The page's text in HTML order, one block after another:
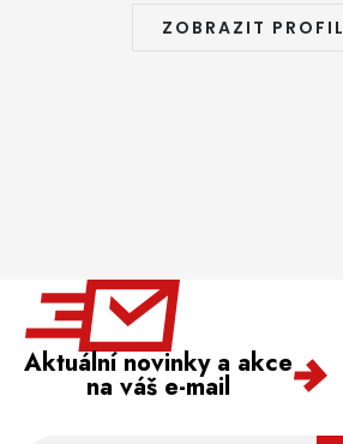
ZOBRAZIT PROFIL
Aktuální novinky a akce
na váš e-mail